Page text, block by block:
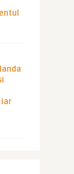
iar